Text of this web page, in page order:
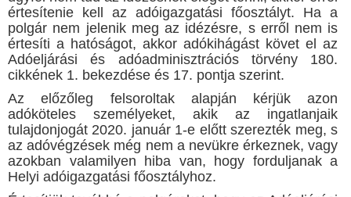
értesítenie kell az adóigazgatási főosztályt. Ha a
polgár nem jelenik meg az idézésre, s erről nem is
értesíti a hatóságot, akkor adókihágást követ el az
Adóeljárási és adóadminisztrációs törvény 180.
cikkének 1. bekezdése és 17. pontja szerint.
Az előzőleg felsoroltak alapján kérjük azon
adóköteles személyeket, akik az ingatlanjaik
tulajdonjogát 2020. január 1-e előtt szerezték meg, s
az adóvégzések még nem a nevükre érkeznek, vagy
azokban valamilyen hiba van, hogy forduljanak a
Helyi adóigazgatási főosztályhoz.